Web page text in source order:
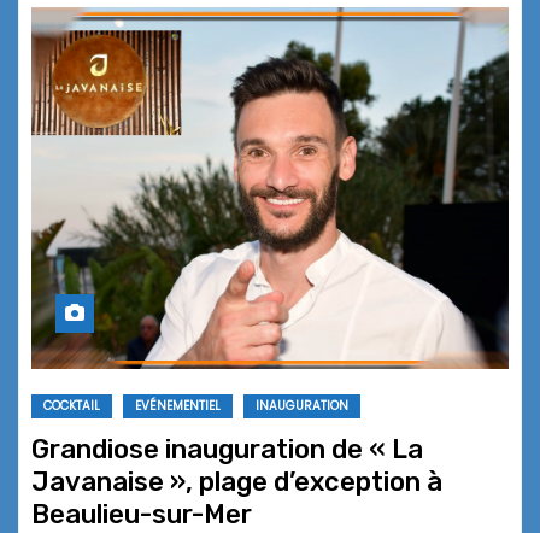
COCKTAIL EVÉNEMENTIEL INAUGURATION
Grandiose inauguration de « La
Javanaise », plage d’exception à
Beaulieu-sur-Mer